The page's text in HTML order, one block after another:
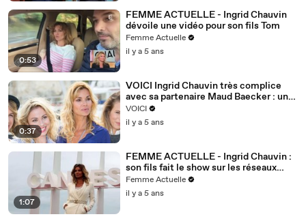
0:53
FEMME ACTUELLE - Ingrid Chauvin
dévoile une vidéo pour son fils Tom
Femme Actuelle
il y a 5 ans
0:37
VOICI Ingrid Chauvin très complice
avec sa partenaire Maud Baecker : un
détail choque les internautes
VOICI
il y a 5 ans
1:07
FEMME ACTUELLE - Ingrid Chauvin :
son fils fait le show sur les réseaux
sociau
Femme Actuelle
il y a 5 ans